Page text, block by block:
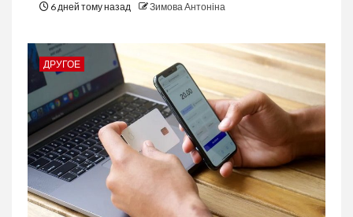
6 дней тому назад Зимова Антоніна
ДРУГОЕ